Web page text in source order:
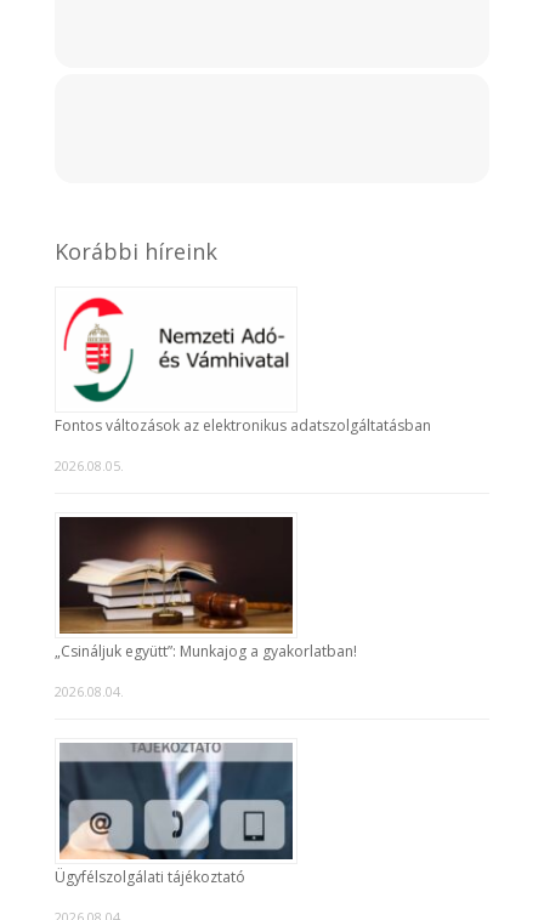
Korábbi híreink
Fontos változások az elektronikus adatszolgáltatásban
2026.08.05.
„Csináljuk együtt”: Munkajog a gyakorlatban!
2026.08.04.
Ügyfélszolgálati tájékoztató